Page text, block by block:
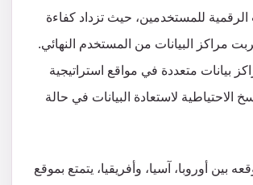
للمستخدمين، حيث تزداد كفاءة
مراكز البيانات من المستخدم النهائي.
بيانات متعددة في مواقع استراتيجية
الاحتياطية لاستعادة البيانات في حالة
بين أوروبا، آسيا، وأفريقيا، يتمتع بموقع